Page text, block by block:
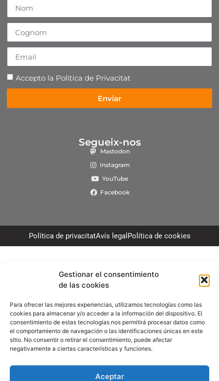
Gestionar el consentimiento
de las cookies
Para ofrecer las mejores experiencias, utilizamos tecnologías como las
cookies para almacenar y/o acceder a la información del dispositivo. El
consentimiento de estas tecnologías nos permitirá procesar datos como
el comportamiento de navegación o las identificaciones únicas en este
sitio. No consentir o retirar el consentimiento, puede afectar
negativamente a ciertas características y funciones.
Aceptar
Accepto la Política de Privacitat
Enviar
Segueix-nos
Mastodon
Instagram
YouTube
Facebook
Política de privacitatAvís legal Política de cookies